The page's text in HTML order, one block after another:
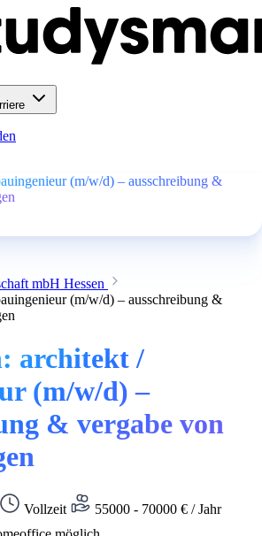
(m/w/d) – ausschreibung &
mbH Hessen
(m/w/d) – ausschreibung &
architekt /
(m/w/d) –
& vergabe von
Vollzeit
55000 - 70000 € / Jahr